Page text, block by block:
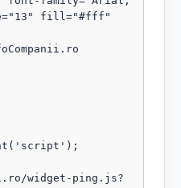
fill="#fff"
widget-ping.js?